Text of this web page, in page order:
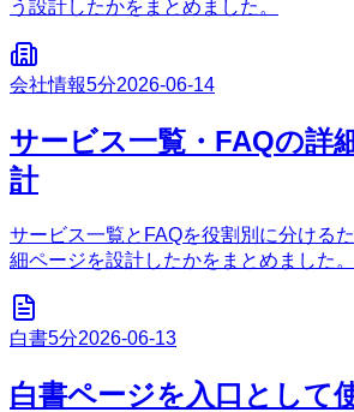
う設計したかをまとめました。
会社情報5分2026-06-14
サービス一覧・FAQの詳
計
サービス一覧とFAQを役割別に分ける
細ページを設計したかをまとめました。
白書5分2026-06-13
白書ページを入口として